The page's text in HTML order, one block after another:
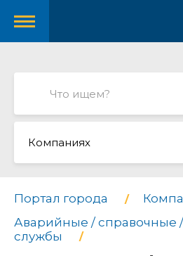
Компаниях
Портал города
Аварийные / справочные
службы